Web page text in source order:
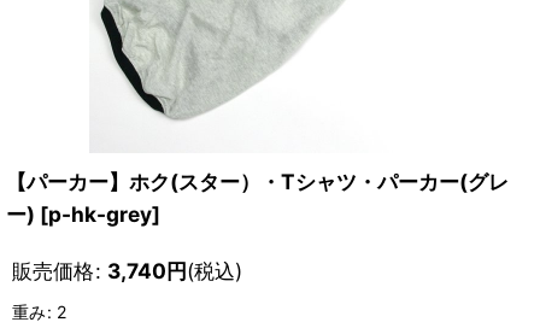
【パーカー】ホク(スター）・Tシャツ・パーカー(グレ
ー) [p-hk-grey]
販売価格: 3,740円(税込)
重み: 2